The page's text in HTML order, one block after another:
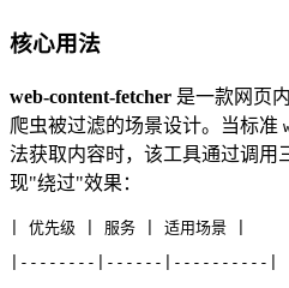
核心用法
web-content-fetcher 是一款网页
爬虫被过滤的场景设计。当标准
法获取内容时，该工具通过调用
现"绕过"效果：
| 优先级 | 服务 | 适用场景 |
|--------|------|----------|